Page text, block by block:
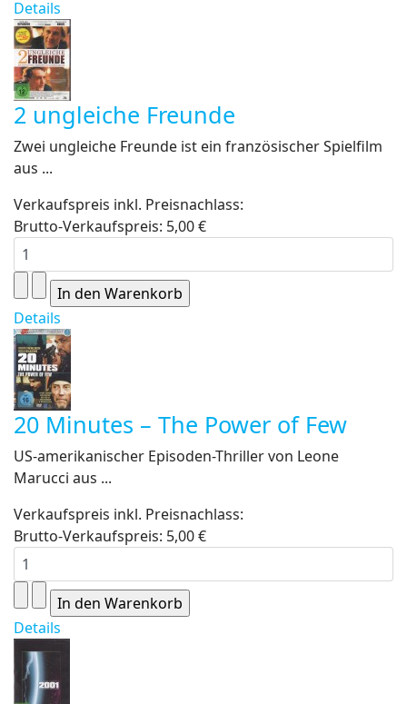
Details
2 ungleiche Freunde
Zwei ungleiche Freunde ist ein französischer Spielfilm
aus ...
Verkaufspreis inkl. Preisnachlass:
Brutto-Verkaufspreis: 5,00 €
Details
20 Minutes – The Power of Few
US-amerikanischer Episoden-Thriller von Leone
Marucci aus ...
Verkaufspreis inkl. Preisnachlass:
Brutto-Verkaufspreis: 5,00 €
Details